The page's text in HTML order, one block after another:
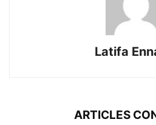
Latifa
ARTICLES